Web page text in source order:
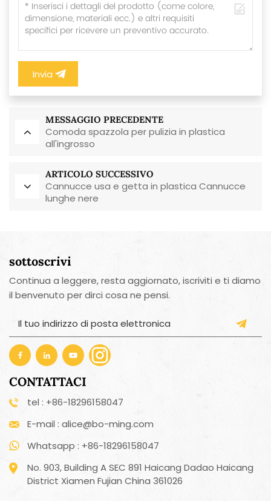
Invia
MESSAGGIO PRECEDENTE
Comoda spazzola per pulizia in plastica
all'ingrosso
ARTICOLO SUCCESSIVO
Cannucce usa e getta in plastica Cannucce
lunghe nere
sottoscrivi
Continua a leggere, resta aggiornato, iscriviti e ti diamo
il benvenuto per dirci cosa ne pensi.
CONTATTACI
tel : +86-18296158047
E-mail : alice@bo-ming.com
Whatsapp : +86-18296158047
No. 903, Building A SEC 891 Haicang Dadao Haicang
District Xiamen Fujian China 361026